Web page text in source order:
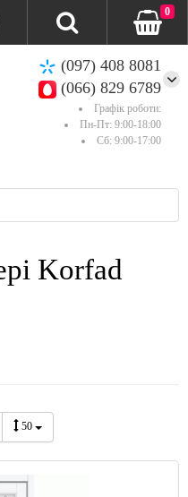
(097) 408 8081
(066) 829 6789
Графік роботи:
Пн-Пт: 9:00-18:00
Сб: 9:00-17:00
0
Korfad
50